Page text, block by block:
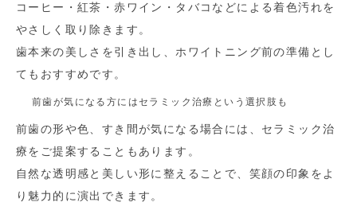
コーヒー・紅茶・赤ワイン・タバコなどによる着色汚れを
やさしく取り除きます。
歯本来の美しさを引き出し、ホワイトニング前の準備とし
てもおすすめです。
前歯が気になる方にはセラミック治療という選択肢も
前歯の形や色、すき間が気になる場合には、セラミック治
療をご提案することもあります。
自然な透明感と美しい形に整えることで、笑顔の印象をよ
り魅力的に演出できます。